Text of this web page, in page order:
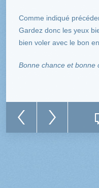
Comme indiqué
Gardez donc les yeux
bien voler avec le bon
Bonne chance et bonne